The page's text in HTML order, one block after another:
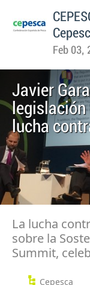
Feb 03,
Javier
legislación
lucha
La lucha
sobre la
Summit,
Cepesca